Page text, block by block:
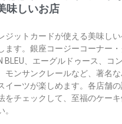
味しいお店
ジットカードが使える美味し
ます。銀座コージーコーナー
BLEU、エーグルドゥース、コ
モンサンクレールなど、著名
イーツが楽しめます。各店舗
をチェックして、至福のケー